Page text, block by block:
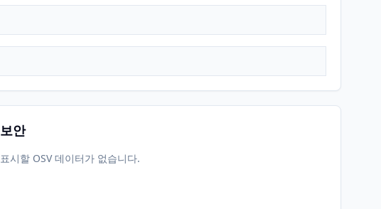
보안
표시할 OSV 데이터가 없습니다.